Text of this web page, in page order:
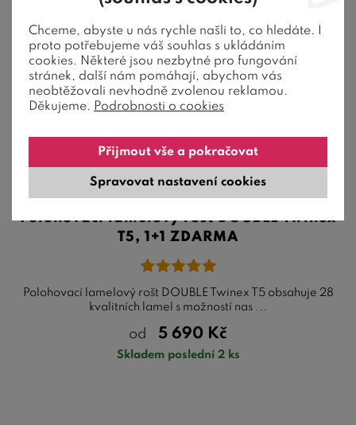
Polohovací lamelový rošt DOUBLE Twinex
T5, 1+1 ZDARMA
Polohovací lamelový rošt DOUBLE Twinex T5 obsahuje 28
kvalitních lamel s možností nas ...
od 5 690 Kč
Skladem poslední 2 ks
Chceme, abyste u nás rychle našli to, co hledáte. I
proto potřebujeme váš souhlas s ukládáním
cookies. Některé jsou nezbytné pro fungování
stránek, další nám pomáhají, abychom vás
neobtěžovali nevhodně zvolenou reklamou.
Děkujeme. Podrobnosti o cookies
Spravovat nastavení cookies
Přijmout vše a pokračovat